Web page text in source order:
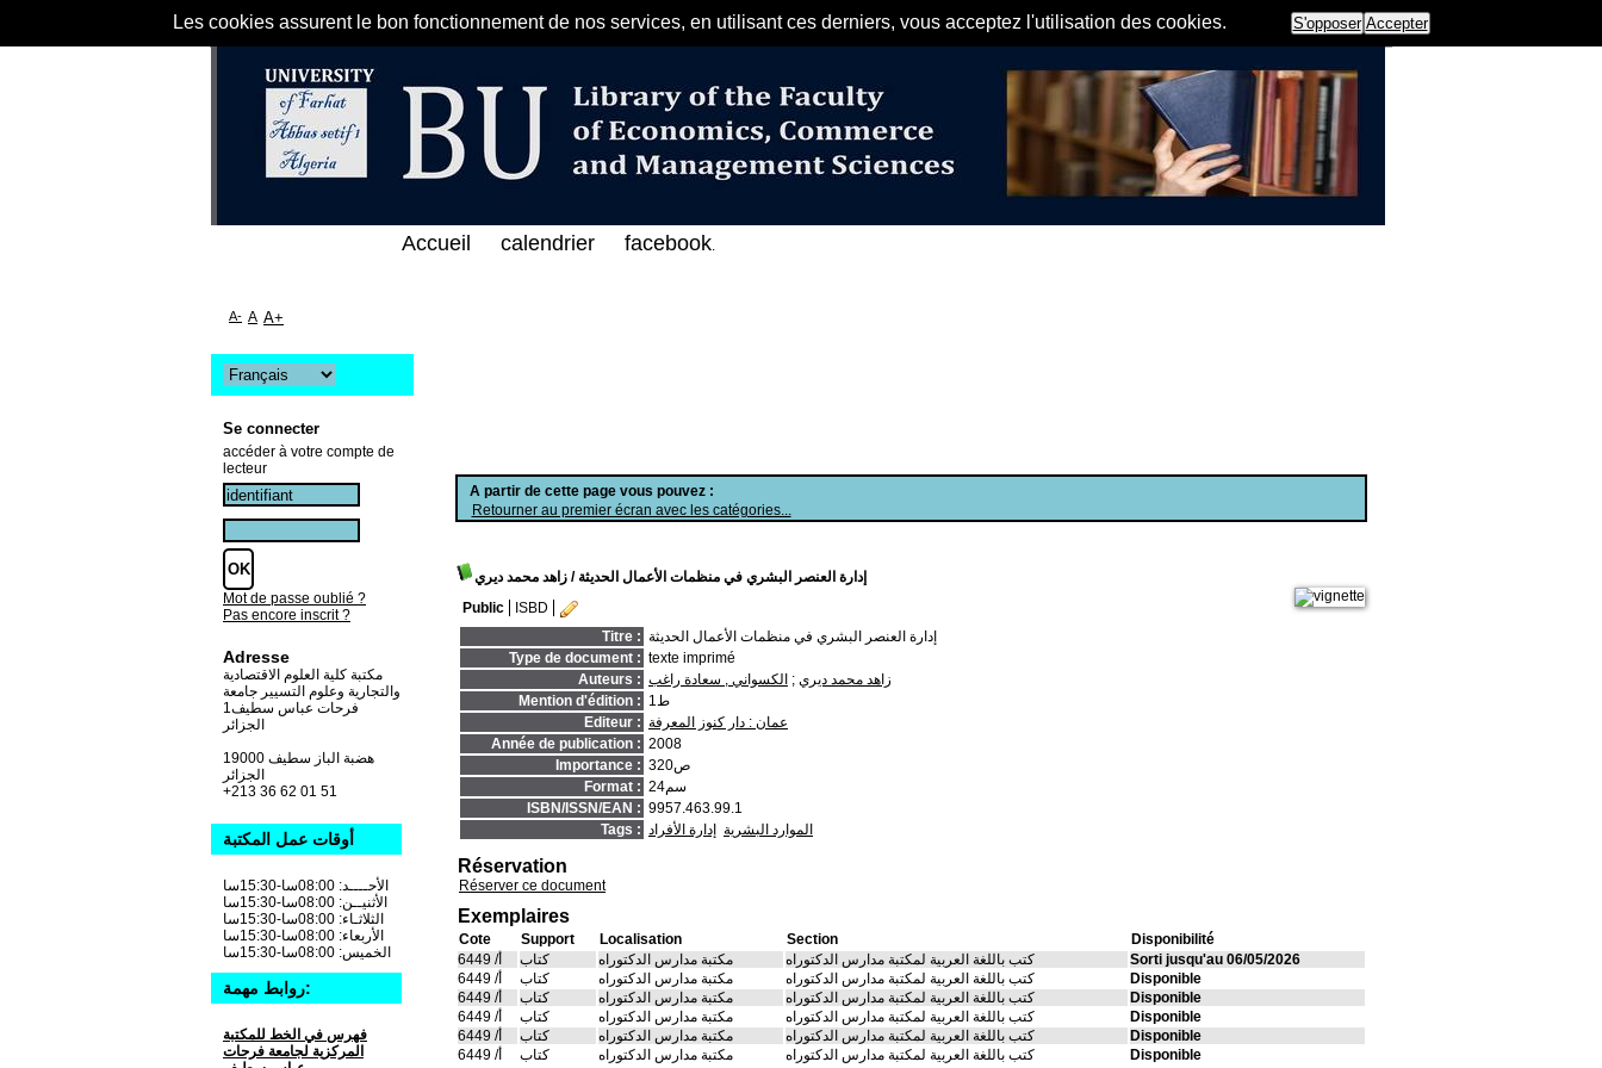
Les cookies assurent le bon fonctionnement de nos services, en utilisant ces derniers, vous acceptez l'utilisation des cookies. S'opposer Accepter
مرحبا بكم في الفهرس الإلكتروني على الخط المباشر لمكتبة كلية العلوم الاقتصادية و
A partir de cette page vous pouvez :
Retourner au premier écran avec les catégories...
إدارة العنصر البشري في منظمات الأعمال الحديثة / زاهد محمد ديري
Public
ISBD
Titre : إدارة العنصر البشري في منظمات الأعمال الحديثة
Type de document : texte imprimé
Auteurs :
زاهد محمد ديري ; الكسواني , سعادة راغب
Mention d'édition :
ط1
Editeur : عمان : دار كنوز المعرفة
Année de publication : 2008
Importance :
320ص
Format :
24سم
ISBN/ISSN/EAN : 9957.463.99.1
Tags :
الموارد البشرية إدارة الأفراد
Réservation
Réserver ce document
Exemplaires
Cote Support Localisation Section
Disponibilité
أ/ 6449
كتاب مكتبة مدارس الدكتوراه كتب باللغة العربية لمكتبة مدارس الدكتوراه
Sorti jusqu'au 06/05/2026
أ/ 6449
كتاب مكتبة مدارس الدكتوراه كتب باللغة العربية لمكتبة مدارس الدكتوراه
Disponible
أ/ 6449
كتاب مكتبة مدارس الدكتوراه كتب باللغة العربية لمكتبة مدارس الدكتوراه
Disponible
أ/ 6449
كتاب مكتبة مدارس الدكتوراه كتب باللغة العربية لمكتبة مدارس الدكتوراه
Disponible
أ/ 6449
كتاب مكتبة مدارس الدكتوراه كتب باللغة العربية لمكتبة مدارس الدكتوراه
Disponible
أ/ 6449
كتاب مكتبة مدارس الدكتوراه كتب باللغة العربية لمكتبة مدارس الدكتوراه Disponible
Accueil calendrier facebook.
A- A A+
Se connecter
accéder à votre compte de
lecteur
Mot de passe oublié ?
Pas encore inscrit ?
Adresse
مكتبة كلية العلوم الاقتصادية
والتجارية وعلوم التسيير جامعة
فرحات عباس سطيف1
الجزائر
19000 هضبة الباز سطيف
+213 36 62 01 51
أوقات عمل المكتبة
الأحــــد: 08:00سا-15:30سا
الأثنيــن: 08:00سا-15:30سا
الثلاثـاء: 08:00سا-15:30سا
الأربعاء: 08:00سا-15:30سا
الخميس: 08:00سا-15:30سا
روابط مهمة:
فهرس في الخط للمكتبة
المركزية لجامعة فرحات